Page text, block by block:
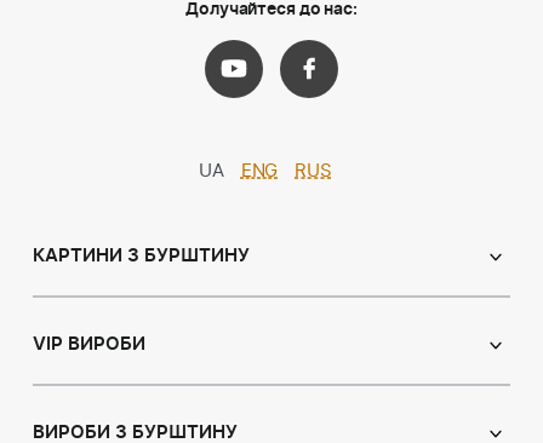
Долучайтеся до нас:
UA ENG RUS
КАРТИНИ З БУРШТИНУ
Іменні ікони
VIP ВИРОБИ
Ікони з пластин
ВИРОБИ З БУРШТИНУ